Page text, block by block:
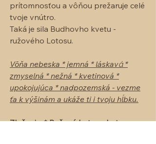
prítomnosťou a vôňou prežaruje celé
tvoje vnútro.
Taká je sila Budhovho kvetu -
ružového Lotosu.
Võňa nebeska * jemná * láskavά *
zmyselná * nežná * kvetinová *
upokojujúca * nadpozemská - vezme
ťa k výšinám a ukáže ti i tvoju hĺbku.
Zloženie: * Ružový Lotos - Lotos